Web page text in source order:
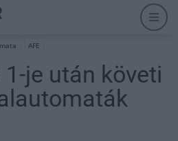
AFE
je után követi